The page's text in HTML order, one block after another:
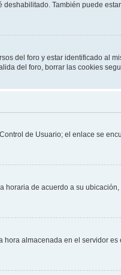
También puede
del foro y estar identificado al
del foro, borrar las cookies
de Usuario; el enlace se
de acuerdo a su
almacenada en el servidor